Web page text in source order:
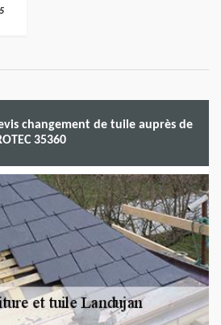
changement de tuile auprès de
35360